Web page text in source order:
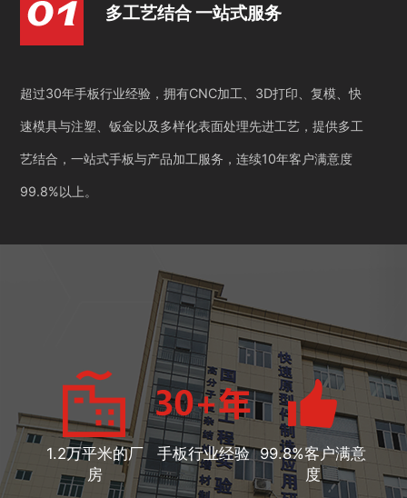
多工艺结合 一站式服务
超过30年手板行业经验，拥有CNC加工、3D打印、复模、快
速模具与注塑、钣金以及多样化表面处理先进工艺，提供多工
艺结合，一站式手板与产品加工服务，连续10年客户满意度
99.8%以上。
1.2万平米的厂
房
手板行业经验 99.8%客户满意
度